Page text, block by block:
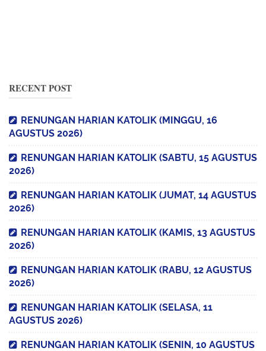
RECENT POST
RENUNGAN HARIAN KATOLIK (MINGGU, 16
AGUSTUS 2026)
RENUNGAN HARIAN KATOLIK (SABTU, 15 AGUSTUS
2026)
RENUNGAN HARIAN KATOLIK (JUMAT, 14 AGUSTUS
2026)
RENUNGAN HARIAN KATOLIK (KAMIS, 13 AGUSTUS
2026)
RENUNGAN HARIAN KATOLIK (RABU, 12 AGUSTUS
2026)
RENUNGAN HARIAN KATOLIK (SELASA, 11
AGUSTUS 2026)
RENUNGAN HARIAN KATOLIK (SENIN, 10 AGUSTUS